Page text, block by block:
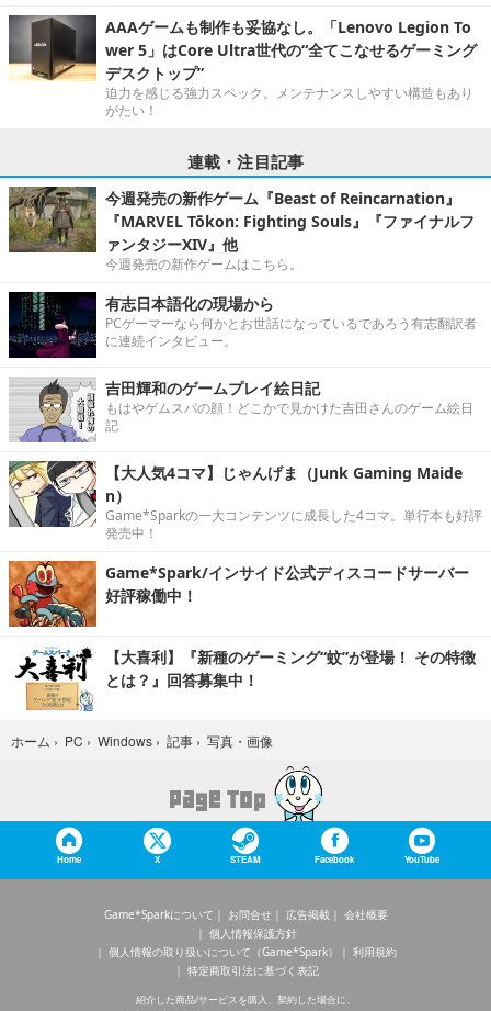
AAAゲームも制作も妥協なし。「Lenovo Legion To
wer 5」はCore Ultra世代の“全てこなせるゲーミング
デスクトップ”
迫力を感じる強力スペック。メンテナンスしやすい構造もあり
がたい！
連載・注目記事
今週発売の新作ゲーム『Beast of Reincarnation』
『MARVEL Tōkon: Fighting Souls』『ファイナルフ
ァンタジーXIV』他
今週発売の新作ゲームはこちら。
有志日本語化の現場から
PCゲーマーなら何かとお世話になっているであろう有志翻訳者
に連続インタビュー。
吉田輝和のゲームプレイ絵日記
もはやゲムスパの顔！どこかで見かけた吉田さんのゲーム絵日
記
【大人気4コマ】じゃんげま（Junk Gaming Maide
n）
Game*Sparkの一大コンテンツに成長した4コマ。単行本も好評
発売中！
Game*Spark/インサイド公式ディスコードサーバー
好評稼働中！
【大喜利】『新種のゲーミング“蚊”が登場！ その特徴
とは？』回答募集中！
ホーム › PC › Windows › 記事 › 写真・画像
Home X STEAM Facebook YouTube
Game*Sparkについて お問合せ 広告掲載
会社概要
個人情報保護方針
個人情報の取り扱いについて（Game*Spark）
利用規約
特定商取引法に基づく表記
紹介した商品/サービスを購入、契約した場合に、